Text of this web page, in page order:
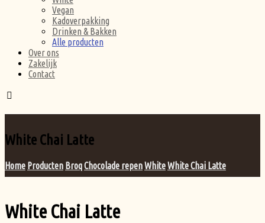
Vegan
Kadoverpakking
Drinken & Bakken
Alle producten
Over ons
Zakelijk
Contact
White Chai Latte
Home Producten BroqChocolade repenWhiteWhite Chai Latte
White Chai Latte